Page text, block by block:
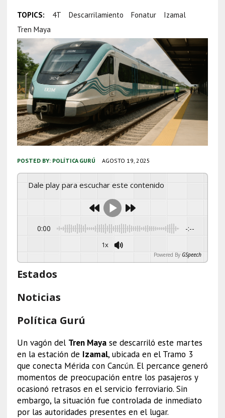
TOPICS: 4T Descarrilamiento Fonatur
Izamal
Tren Maya
POSTED BY: POLÍTICA GURÚ AGOSTO 19, 2025
Dale play para escuchar este contenido
0:00 -:--
1x
Powered By GSpeech
Estados
Noticias
Política Gurú
Un vagón del Tren Mayase descarriló este martes
en la estación de Izamal, ubicada en el Tramo 3
que conecta Mérida con Cancún. El percance generó
momentos de preocupación entre los pasajeros y
ocasionó retrasos en el servicio ferroviario. Sin
embargo, la situación fue controlada de inmediato
por las autoridades presentes en el lugar.